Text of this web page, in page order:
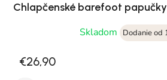
Chlapčenské barefoot
Skladom
Dodanie od
€26,90